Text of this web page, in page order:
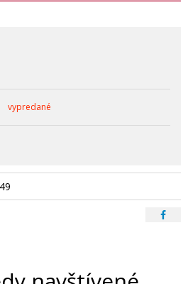
vypredané